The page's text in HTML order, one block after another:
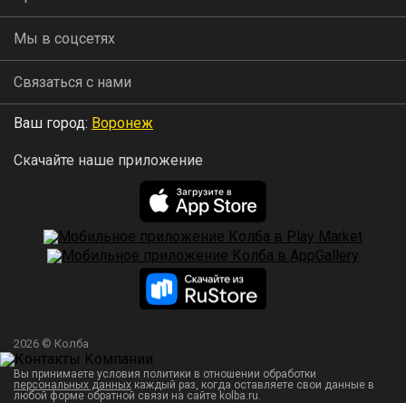
Мы в соцсетях
Связаться с нами
Ваш город: Воронеж
Скачайте наше приложение
2026 © Колба
Вы принимаете условия политики в отношении обработки
персональных данных каждый раз, когда оставляете свои данные в
любой форме обратной связи на сайте kolba.ru.